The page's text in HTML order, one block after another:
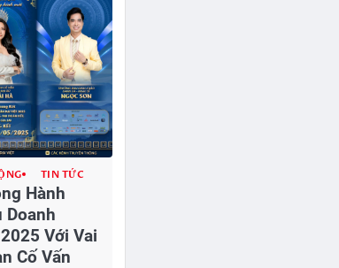
TIN TỨC
Hành
Doanh
Với Vai
Cố Vấn